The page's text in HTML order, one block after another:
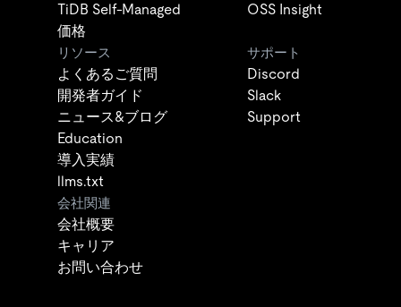
TiDB Self-Managed
価格
OSS Insight
リソース
よくあるご質問
開発者ガイド
ニュース&ブログ
Education
導入実績
llms.txt
サポート
Discord
Slack
Support
会社関連
会社概要
キャリア
お問い合わせ